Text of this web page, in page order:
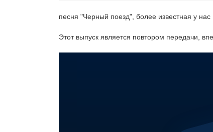
песня "Черный поезд", более известная у
Этот выпуск является повтором передачи,